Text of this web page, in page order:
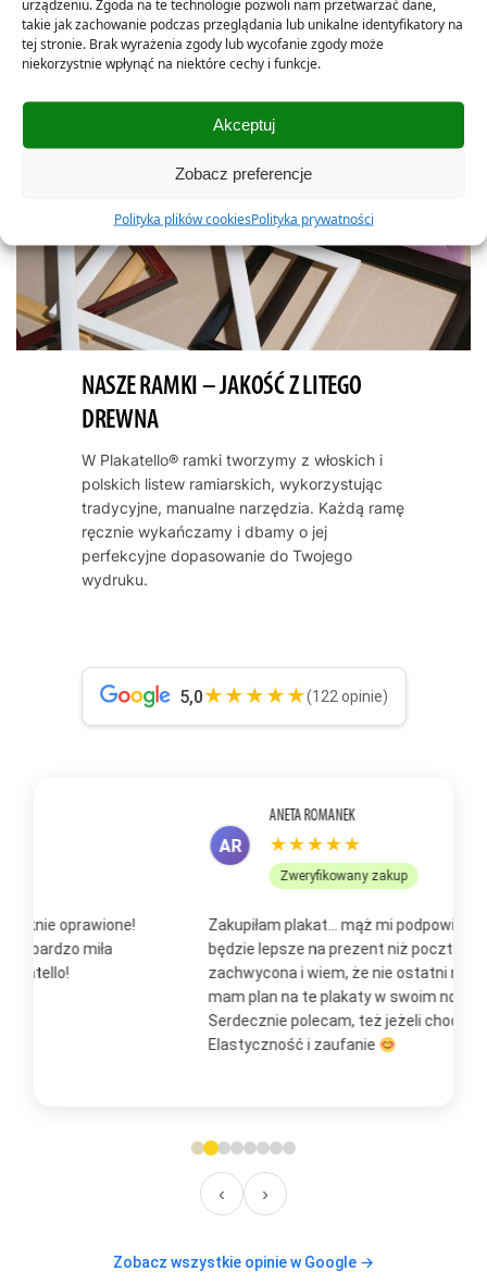
urządzeniu. Zgoda na te technologie pozwoli nam przetwarzać dane,
takie jak zachowanie podczas przeglądania lub unikalne identyfikatory na
tej stronie. Brak wyrażenia zgody lub wycofanie zgody może
niekorzystnie wpłynąć na niektóre cechy i funkcje.
Akceptuj
Zobacz preferencje
Polityka plików cookiesPolityka prywatności
NASZE RAMKI – JAKOŚĆ Z LITEGO
DREWNA
W Plakatello® ramki tworzymy z włoskich i
polskich listew ramiarskich, wykorzystując
tradycyjne, manualne narzędzia. Każdą ramę
ręcznie wykańczamy i dbamy o jej
perfekcyjne dopasowanie do Twojego
wydruku.
5,0★★★★★(122 opinie)
★★★★★
Zakupiłam plakat... mąż mi podpowiedział, że to
będzie lepsze na prezent niż pocztówka. Jestem
zachwycona i wiem, że nie ostatni mój zakup, bo już
mam plan na te plakaty w swoim nowym domu
Serdecznie polecam, też jeżeli chodzi o kontakt.
Elastyczność i zaufanie
‹ ›
Zobacz wszystkie opinie w Google →